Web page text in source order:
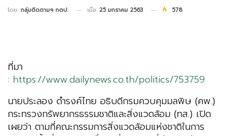
โดย กลุ่มติดตามฯ กตป. เมื่อ 25 มกราคม 2563 578
ที่มา
: https://www.dailynews.co.th/politics/753759
นายประลอง ดำรงค์ไทย อธิบดีกรมควบคุมมลพิษ (คพ.)
กระทรวงทรัพยากรธรรมชาติและสิ่งแวดล้อม (ทส.) เปิด
เผยว่า ตามที่คณะกรรมการสิ่งแวดล้อมแห่งชาติในการ